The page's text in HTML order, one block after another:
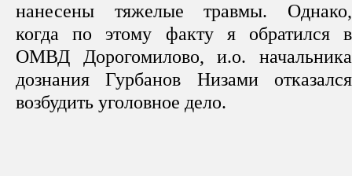
нанесены тяжелые травмы. Однако,
когда по этому факту я обратился в
ОМВД Дорогомилово, и.о. начальника
дознания Гурбанов Низами отказался
возбудить уголовное дело.